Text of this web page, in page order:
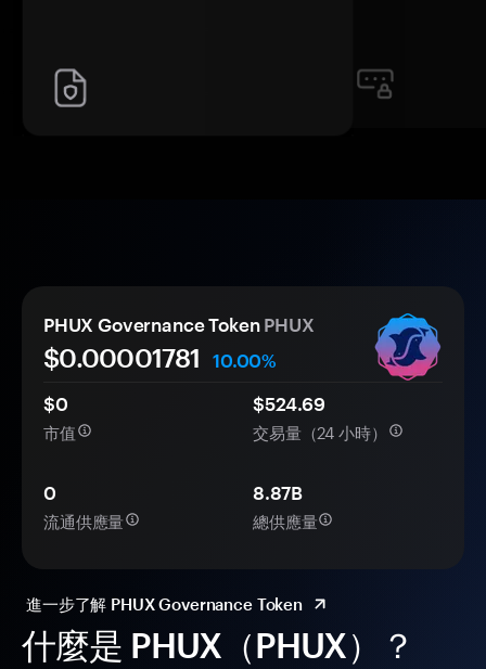
什麼是 PHUX（PHUX）？
PHUX Governance Token PHUX
$0.00001781
10.00%
$0
市值
$524.69
交易量（24 小時）
0
流通供應量
8.87B
總供應量
進一步了解 PHUX Governance Token